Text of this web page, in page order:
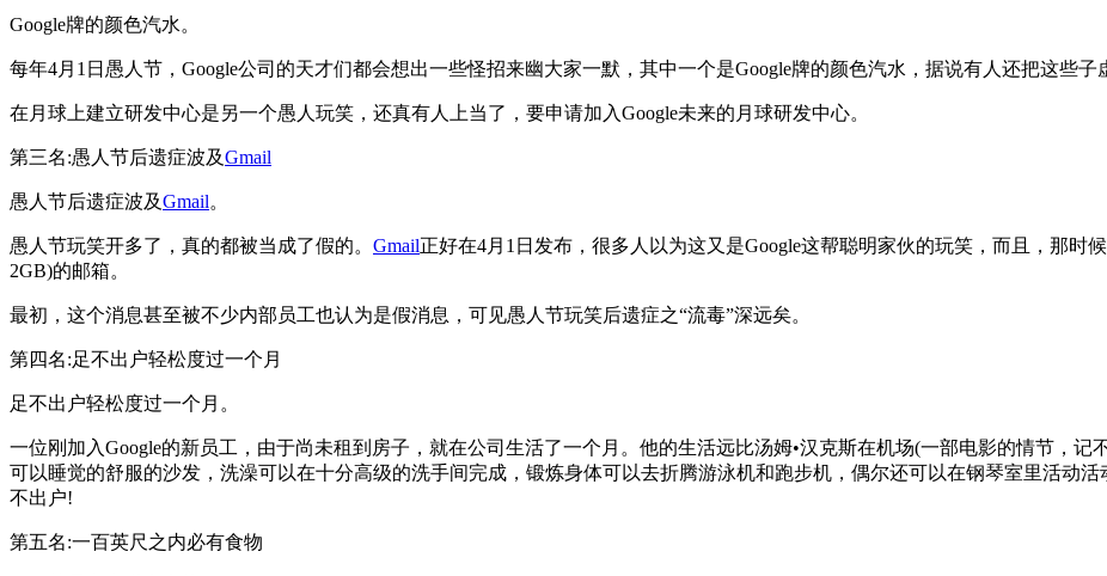
Google牌的颜色汽水。
每年4月1日愚人节，Google公司的天才们都会想出一些怪招来幽大家一默，其中一个是Google牌的颜色汽水，据说有人还把这些子
在月球上建立研发中心是另一个愚人玩笑，还真有人上当了，要申请加入Google未来的月球研发中心。
第三名:愚人节后遗症波及Gmail
愚人节后遗症波及Gmail。
愚人节玩笑开多了，真的都被当成了假的。 Gmail正好在4月1日发布，很多人以为这又是Google这帮聪明家伙的玩笑，而且，那时
2GB)的邮箱。
最初，这个消息甚至被不少内部员工也认为是假消息，可见愚人节玩笑后遗症之“流毒”深远矣。
第四名:足不出户轻松度过一个月
足不出户轻松度过一个月。
一位刚加入Google的新员工，由于尚未租到房子，就在公司生活了一个月。他的生活远比汤姆•汉克斯在机场(一部电影的情节，
可以睡觉的舒服的沙发，洗澡可以在十分高级的洗手间完成，锻炼身体可以去折腾游泳机和跑步机，偶尔还可以在钢琴室里活动
不出户!
第五名:一百英尺之内必有食物